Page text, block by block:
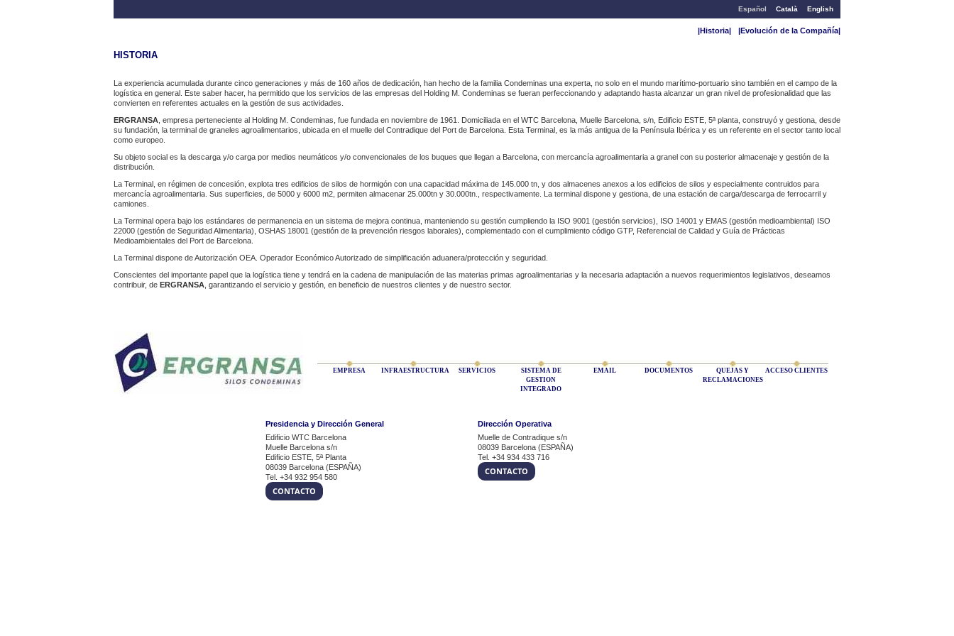
Español Català English
|Evolución de la Compañía|
|Historia|
HISTORIA
La experiencia acumulada durante cinco generaciones y más de 160 años de dedicación, han hecho de la familia Condeminas una experta, no solo en el mundo marítimo-portuario sino también en el campo de la
logística en general. Este saber hacer, ha permitido que los servicios de las empresas del Holding M. Condeminas se fueran perfeccionando y adaptando hasta alcanzar un gran nivel de profesionalidad que las
convierten en referentes actuales en la gestión de sus actividades.
ERGRANSA , empresa perteneciente al Holding M. Condeminas, fue fundada en noviembre de 1961. Domiciliada en el WTC Barcelona, Muelle Barcelona, s/n, Edificio ESTE, 5ª planta, construyó y gestiona, desde
su fundación, la terminal de graneles agroalimentarios, ubicada en el muelle del Contradique del Port de Barcelona. Esta Terminal, es la más antigua de la Península Ibérica y es un referente en el sector tanto local
como europeo.
Su objeto social es la descarga y/o carga por medios neumáticos y/o convencionales de los buques que llegan a Barcelona, con mercancía agroalimentaria a granel con su posterior almacenaje y gestión de la
distribución.
La Terminal, en régimen de concesión, explota tres edificios de silos de hormigón con una capacidad máxima de 145.000 tn, y dos almacenes anexos a los edificios de silos y especialmente contruidos para
mercancía agroalimentaria. Sus superficies, de 5000 y 6000 m2, permiten almacenar 25.000tn y 30.000tn., respectivamente. La terminal dispone y gestiona, de una estación de carga/descarga de ferrocarril y
camiones.
La Terminal opera bajo los estándares de permanencia en un sistema de mejora continua, manteniendo su gestión cumpliendo la ISO 9001 (gestión servicios), ISO 14001 y EMAS (gestión medioambiental) ISO
22000 (gestión de Seguridad Alimentaria), OSHAS 18001 (gestión de la prevención riesgos laborales), complementado con el cumplimiento código GTP, Referencial de Calidad y Guía de Prácticas
Medioambientales del Port de Barcelona.
La Terminal dispone de Autorización OEA. Operador Económico Autorizado de simplificación aduanera/protección y seguridad.
Conscientes del importante papel que la logística tiene y tendrá en la cadena de manipulación de las materias primas agroalimentarias y la necesaria adaptación a nuevos requerimientos legislativos, deseamos
contribuir, de ERGRANSA , garantizando el servicio y gestión, en beneficio de nuestros clientes y de nuestro sector.
EMPRESA INFRAESTRUCTURA SERVICIOS
SISTEMA DE
GESTION
INTEGRADO
EMAIL DOCUMENTOS
QUEJAS Y
RECLAMACIONES
ACCESO CLIENTES
Presidencia y Dirección General
Edificio WTC Barcelona
Muelle Barcelona s/n
Edificio ESTE, 5ª Planta
08039 Barcelona (ESPAÑA)
Tel. +34 932 954 580
CONTACTO
Dirección Operativa
Muelle de Contradique s/n
08039 Barcelona (ESPAÑA)
Tel. +34 934 433 716
CONTACTO